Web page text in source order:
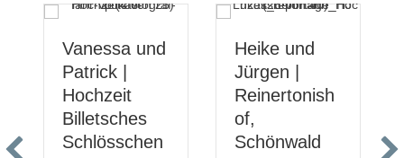
Vanessa und
Patrick |
Hochzeit
Billetsches
Schlösschen
Heike und
Jürgen |
Reinertonish
of,
Schönwald